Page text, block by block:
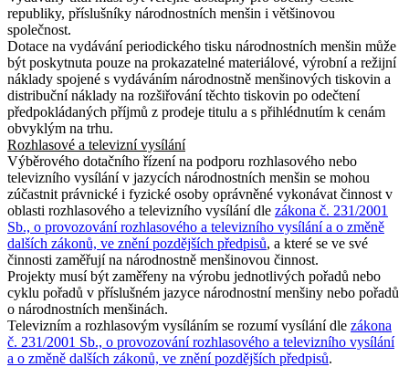
republiky, příslušníky národnostních menšin i většinovou
společnost.
Dotace na vydávání periodického tisku národnostních menšin může
být poskytnuta pouze na prokazatelné materiálové, výrobní a režijní
náklady spojené s vydáváním národnostně menšinových tiskovin a
distribuční náklady na rozšiřování těchto tiskovin po odečtení
předpokládaných příjmů z prodeje titulu a s přihlédnutím k cenám
obvyklým na trhu.
Rozhlasové a televizní vysílání
Výběrového dotačního řízení na podporu rozhlasového nebo
televizního vysílání v jazycích národnostních menšin se mohou
zúčastnit právnické i fyzické osoby oprávněné vykonávat činnost v
oblasti rozhlasového a televizního vysílání dle zákona č. 231/2001
Sb., o provozování rozhlasového a televizního vysílání a o změně
dalších zákonů, ve znění pozdějších předpisů, a které se ve své
činnosti zaměřují na národnostně menšinovou činnost.
Projekty musí být zaměřeny na výrobu jednotlivých pořadů nebo
cyklu pořadů v příslušném jazyce národnostní menšiny nebo pořadů
o národnostních menšinách.
Televizním a rozhlasovým vysíláním se rozumí vysílání dle zákona
č. 231/2001 Sb., o provozování rozhlasového a televizního vysílání
a o změně dalších zákonů, ve znění pozdějších předpisů.